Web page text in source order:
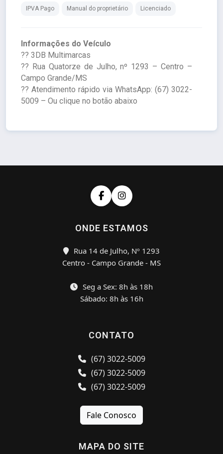
IPVA Pago Manual do proprietário Licenciado
Informações do Veículo
?? 3DB Multimarcas
?? Rua Quatorze de Julho, nº 1293 – Centro –
Campo Grande/MS
?? Atendimento rápido via WhatsApp: (67) 3022-
5009 – Ou clique no botão abaixo
ONDE ESTAMOS
Rua 14 de Julho, Nº 1293
Centro - Campo Grande - MS
Seg a Sex: 8h às 18h
Sábado: 8h às 16h
CONTATO
(67) 3022-5009
(67) 3022-5009
(67) 3022-5009
Fale Conosco
MAPA DO SITE